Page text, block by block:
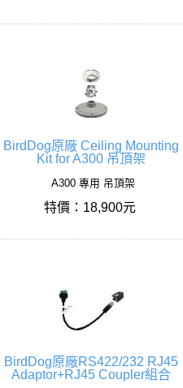
BirdDog原廠 Ceiling Mounting
Kit for A300 吊頂架
A300 專用 吊頂架
特價：18,900元
BirdDog原廠RS422/232 RJ45
Adaptor+RJ45 Coupler組合